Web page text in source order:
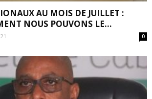
AU MOIS DE JUILLET :
NOUS POUVONS LE...
0